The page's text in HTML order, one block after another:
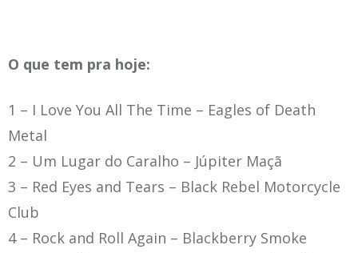
O que tem pra hoje:
1 – I Love You All The Time – Eagles of Death
Metal
2 – Um Lugar do Caralho – Júpiter Maçã
3 – Red Eyes and Tears – Black Rebel Motorcycle
Club
4 – Rock and Roll Again – Blackberry Smoke